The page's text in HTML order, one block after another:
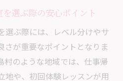
選ぶ際の安心ポイント
選ぶ際には、レベル分けやサ
さが重要なポイントとなりま
村のような地域では、仕事帰
地や、初回体験レッスンが用